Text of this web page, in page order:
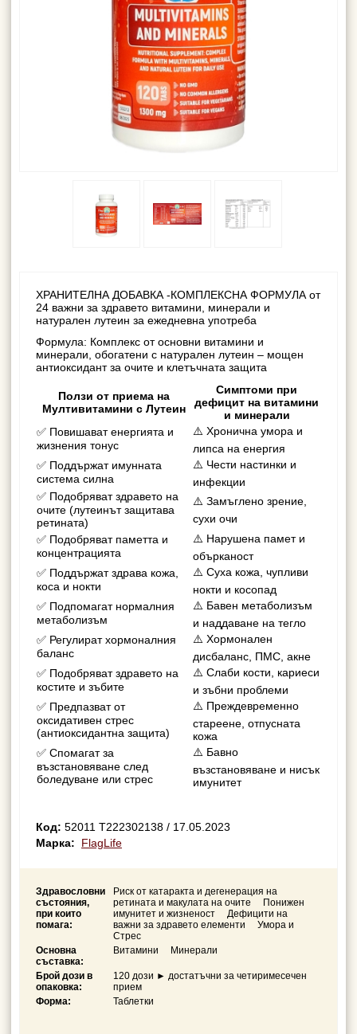
ХРАНИТЕЛНА ДОБАВКА -КОМПЛЕКСНА ФОРМУЛА от
24 важни за здравето витамини, минерали и
натурален лутеин за ежедневна употреба
Формула: Комплекс от основни витамини и
минерали, обогатени с натурален лутеин – мощен
антиоксидант за очите и клетъчната защита
Ползи от приема на
Мултивитамини с Лутеин
Симптоми при
дефицит на витамини
и минерали
✅ Повишават енергията и
жизнения тонус
⚠️ Хронична умора и
липса на енергия
✅ Поддържат имунната
система силна
⚠️ Чести настинки и
инфекции
✅ Подобряват здравето на
очите (лутеинът защитава
ретината)
⚠️ Замъглено зрение,
сухи очи
✅ Подобряват паметта и
концентрацията
⚠️ Нарушена памет и
обърканост
✅ Поддържат здрава кожа,
коса и нокти
⚠️ Суха кожа, чупливи
нокти и косопад
✅ Подпомагат нормалния
метаболизъм
⚠️ Бавен метаболизъм
и наддаване на тегло
✅ Регулират хормоналния
баланс
⚠️ Хормонален
дисбаланс, ПМС, акне
✅ Подобряват здравето на
костите и зъбите
⚠️ Слаби кости, кариеси
и зъбни проблеми
✅ Предпазват от
оксидативен стрес
(антиоксидантна защита)
⚠️ Преждевременно
стареене, отпусната
кожа
✅ Спомагат за
възстановяване след
боледуване или стрес
⚠️ Бавно
възстановяване и нисък
имунитет
Код: 52011 Т222302138 / 17.05.2023
Марка:
FlagLife
Здравословни
състояния,
при които
помага:
Риск от катаракта и дегенерация на
ретината и макулата на очите
Понижен
имунитет и жизненост
Дефицити на
важни за здравето елементи
Умора и
Стрес
Основна
съставка:
Витамини Минерали
Брой дози в
опаковка:
120 дози ► достатъчни за четиримесечен
прием
Форма:
Таблетки